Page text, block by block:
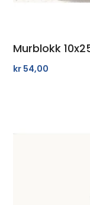
Murblokk
kr 54,00